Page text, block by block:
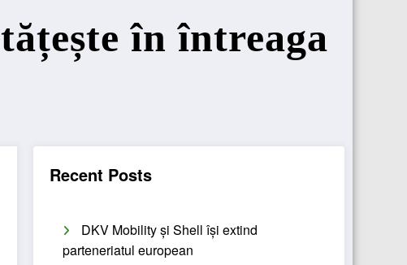
în întreaga
Recent Posts
DKV Mobility și Shell își extind
parteneriatul european